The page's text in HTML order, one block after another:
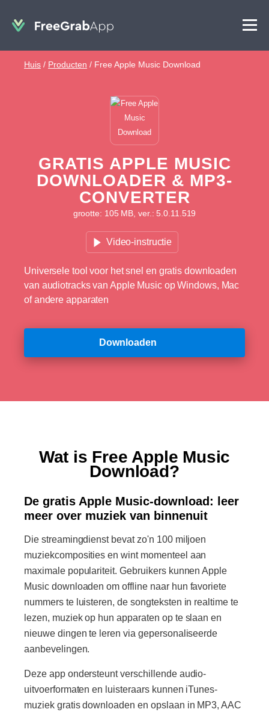
Huis / Producten / Free Apple Music Download
GRATIS APPLE MUSIC
DOWNLOADER & MP3-
CONVERTER
grootte: 105 MB, ver.: 5.0.11.519
Video-instructie
Universele tool voor het snel en gratis downloaden
van audiotracks van Apple Music op Windows, Mac
of andere apparaten
Downloaden
Wat is Free Apple Music
Download?
De gratis Apple Music-download: leer
meer over muziek van binnenuit
Die streamingdienst bevat zo'n 100 miljoen
muziekcomposities en wint momenteel aan
maximale populariteit. Gebruikers kunnen Apple
Music downloaden om offline naar hun favoriete
nummers te luisteren, de songteksten in realtime te
lezen, muziek op hun apparaten op te slaan en
nieuwe dingen te leren via gepersonaliseerde
aanbevelingen.
Deze app ondersteunt verschillende audio-
uitvoerformaten en luisteraars kunnen iTunes-
muziek gratis downloaden en opslaan in MP3, AAC